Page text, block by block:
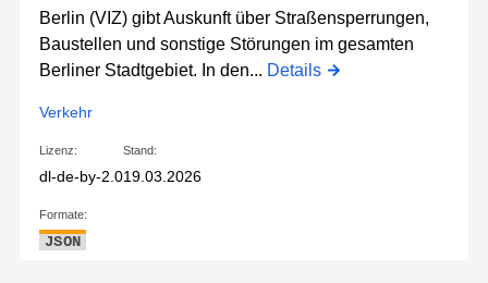
Berlin (VIZ) gibt Auskunft über Straßensperrungen,
Baustellen und sonstige Störungen im gesamten
Berliner Stadtgebiet. In den... Details
Verkehr
Lizenz:
dl-de-by-2.0
Stand:
19.03.2026
Formate:
JSON